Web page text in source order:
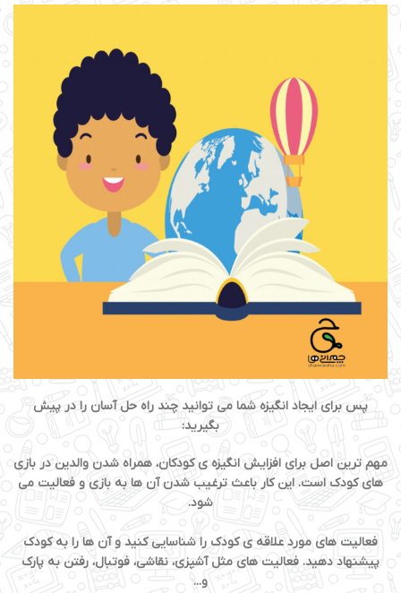
پس برای ایجاد انگیزه شما می توانید چند راه حل آسان را در پیش
بگیرید:
مهم ترین اصل برای افزایش انگیزه ی کودکان، همراه شدن والدین در بازی
های کودک است. این کار باعث ترغیب شدن آن ها به بازی و فعالیت می
شود.
فعالیت های مورد علاقه ی کودک را شناسایی کنید و آن ها را به کودک
پیشنهاد دهید. فعالیت های مثل آشپزی، نقاشی، فوتبال، رفتن به پارک
و...